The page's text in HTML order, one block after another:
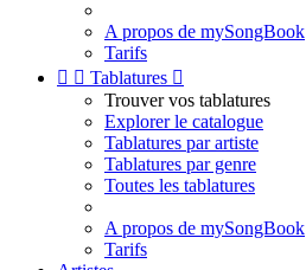
A propos de mySongBook
Tarifs
  Tablatures 
Trouver vos tablatures
Explorer le catalogue
Tablatures par artiste
Tablatures par genre
Toutes les tablatures
A propos de mySongBook
Tarifs